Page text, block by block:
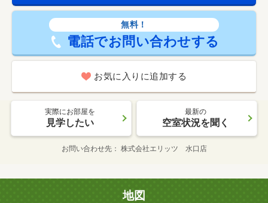
無料！
電話でお問い合わせする
お気に入りに追加する
実際にお部屋を
見学したい
最新の
空室状況を聞く
お問い合わせ先 株式会社エリッツ 水口店
地図